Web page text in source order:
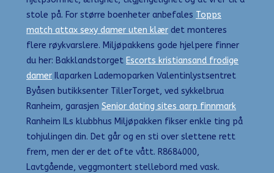
stole på. For større boenheter anbefales Topps
match attax sexy damer uten klær det monteres
flere røykvarslere. Miljøpakkens gode hjelpere finner
du her: Bakklandstorget Escorts kristiansand frodige
damer Ilaparken Lademoparken Valentinlystsentret
Byåsen butikksenter TillerTorget, ved sykkelbrua
Ranheim, garasjen Senior dating sites aarp finnmark
Ranheim ILs klubbhus Miljøpakken fikser enkle ting på
tohjulingen din. Det går og en sti over slettene rett
frem, men der er det ofte vått. R8684000,
Lavtgående, veggmontert stellebord med vask.